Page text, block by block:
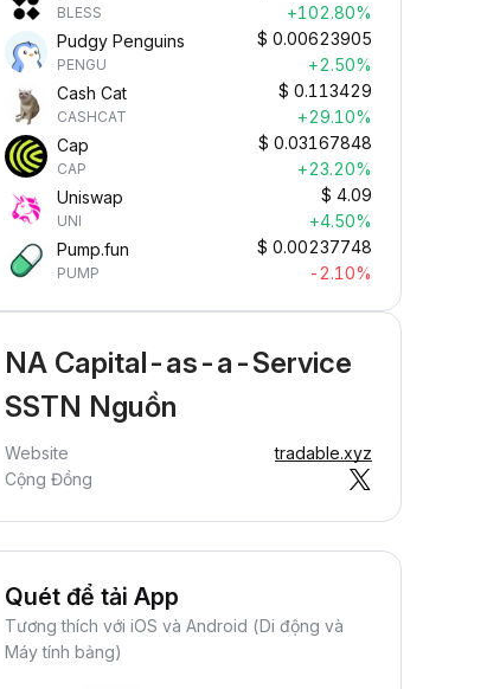
BLESS
+102.80%
Pudgy Penguins
PENGU
$ 0.00623905
+2.50%
Cash Cat
CASHCAT
$ 0.113429
+29.10%
Cap
CAP
$ 0.03167848
+23.20%
Uniswap
UNI
$ 4.09
+4.50%
Pump.fun
PUMP
$ 0.00237748
-2.10%
NA Capital-as-a-Service
SSTN Nguồn
Website
tradable.xyz
Cộng Đồng
Quét để tải App
Tương thích với iOS và Android (Di động và
Máy tính bảng)